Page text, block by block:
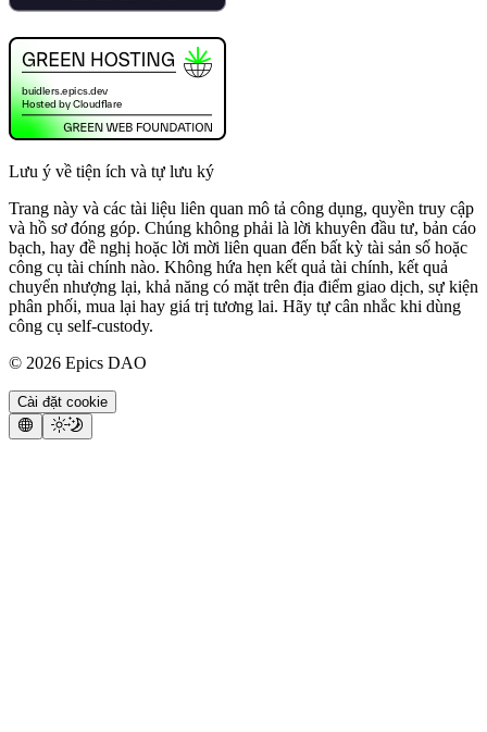
Lưu ý về tiện ích và tự lưu ký
Trang này và các tài liệu liên quan mô tả công dụng, quyền truy cập
và hồ sơ đóng góp. Chúng không phải là lời khuyên đầu tư, bản cáo
bạch, hay đề nghị hoặc lời mời liên quan đến bất kỳ tài sản số hoặc
công cụ tài chính nào. Không hứa hẹn kết quả tài chính, kết quả
chuyển nhượng lại, khả năng có mặt trên địa điểm giao dịch, sự kiện
phân phối, mua lại hay giá trị tương lai. Hãy tự cân nhắc khi dùng
công cụ self-custody.
© 2026 Epics DAO
Cài đặt cookie